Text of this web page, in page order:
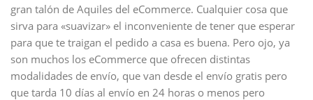
gran talón de Aquiles del eCommerce. Cualquier cosa que
sirva para «suavizar» el inconveniente de tener que esperar
para que te traigan el pedido a casa es buena. Pero ojo, ya
son muchos los eCommerce que ofrecen distintas
modalidades de envío, que van desde el envío gratis pero
que tarda 10 días al envío en 24 horas o menos pero